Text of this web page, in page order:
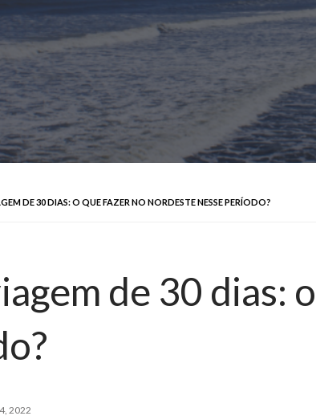
DE 30 DIAS: O QUE FAZER NO NORDESTE NESSE PERÍODO?
de 30 dias:
2022